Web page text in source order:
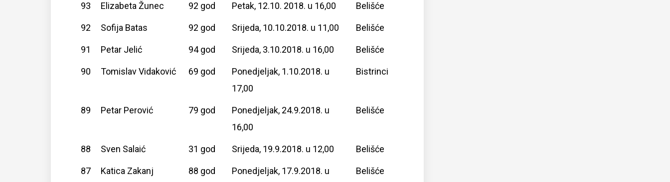
93 Elizabeta Žunec 92 god Petak, 12.10. 2018. u 16,00 Belišće
92 Sofija Batas 92 god Srijeda, 10.10.2018. u 11,00 Belišće
91 Petar Jelić 94 god Srijeda, 3.10.2018. u 16,00 Belišće
90 Tomislav Vidaković 69 god
Ponedjeljak, 1.10.2018. u
17,00
Bistrinci
89 Petar Perović 79 god
Ponedjeljak, 24.9.2018. u
16,00
Belišće
88 Sven Salaić 31 god Srijeda, 19.9.2018. u 12,00 Belišće
87 Katica Zakanj 88 god
Ponedjeljak, 17.9.2018. u
Belišće